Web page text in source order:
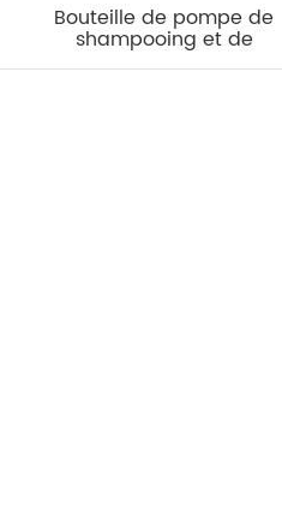
Bouteille de pompe de
shampooing et de
revitalisant en plastique